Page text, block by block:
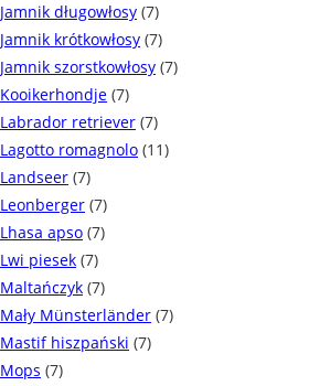
Jamnik długowłosy (7)
Jamnik krótkowłosy (7)
Jamnik szorstkowłosy (7)
Kooikerhondje (7)
Labrador retriever (7)
Lagotto romagnolo (11)
Landseer (7)
Leonberger (7)
Lhasa apso (7)
Lwi piesek (7)
Maltańczyk (7)
Mały Münsterländer (7)
Mastif hiszpański (7)
Mops (7)